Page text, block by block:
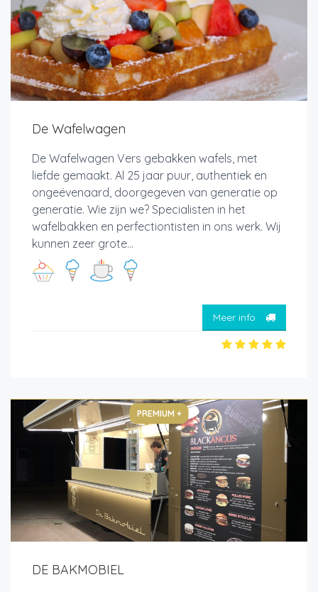
De Wafelwagen
De Wafelwagen Vers gebakken wafels, met
liefde gemaakt. Al 25 jaar puur, authentiek en
ongeëvenaard, doorgegeven van generatie op
generatie. Wie zijn we? Specialisten in het
wafelbakken en perfectiontisten in ons werk. Wij
kunnen zeer grote...
Meer info
PREMIUM +
DE BAKMOBIEL